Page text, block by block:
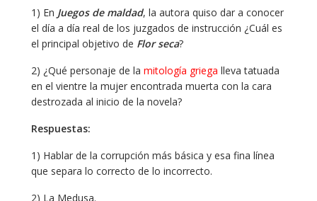
1) En Juegos de maldad, la autora quiso dar a conocer
el día a día real de los juzgados de instrucción ¿Cuál es
el principal objetivo de Flor seca?
2) ¿Qué personaje de la mitología griega lleva tatuada
en el vientre la mujer encontrada muerta con la cara
destrozada al inicio de la novela?
Respuestas:
1) Hablar de la corrupción más básica y esa fina línea
que separa lo correcto de lo incorrecto.
2) La Medusa.